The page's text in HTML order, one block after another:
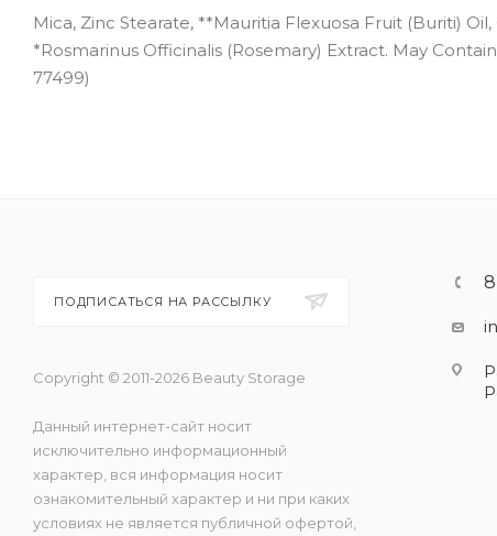
Mica, Zinc Stearate, **Mauritia Flexuosa Fruit (Buriti)
*Rosmarinus Officinalis (Rosemary) Extract. May
77499)
ПОДПИСАТЬСЯ НА РАССЫЛКУ
Copyright © 2011-2026 Beauty Storage
Данный интернет-сайт носит
исключительно информационный
характер, вся информация носит
ознакомительный характер и ни при каких
условиях не является публичной офертой,